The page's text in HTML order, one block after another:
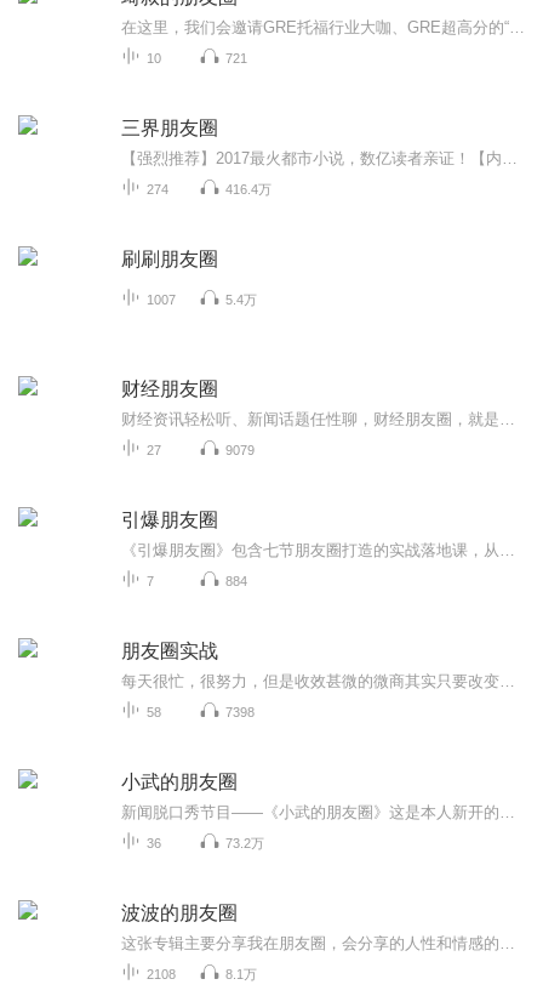
10 721
三界朋友圈
274 416.4万
刷刷朋友圈
1007 5.4万
财经朋友圈
27 9079
引爆朋友圈
7 884
朋友圈实战
58 7398
小武的朋友圈
36 73.2万
波波的朋友圈
2108 8.1万